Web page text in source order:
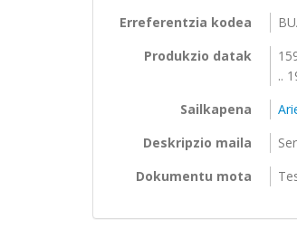
Erreferentzia kodea
Produkzio datak
..
Sailkapena
Deskripzio maila
Dokumentu mota